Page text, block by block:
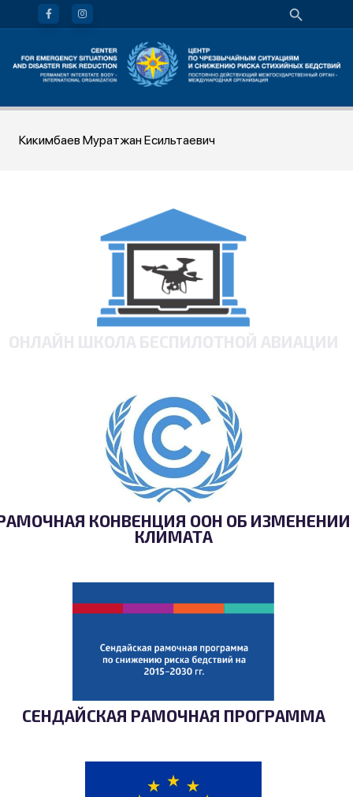
Кикимбаев Муратжан Есильтаевич
КОНВЕНЦИЯ ООН ОБ ИЗМЕНЕНИИ
КЛИМАТА
СЕНДАЙСКАЯ РАМОЧНАЯ ПРОГРАММА